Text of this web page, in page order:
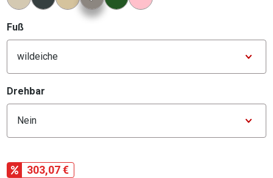
Fußauswählen
Drehbar
303,07 €